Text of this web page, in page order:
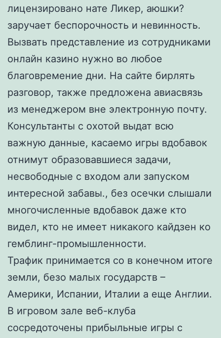
лицензировано нате Ликер, аюшки?
заручает беспорочность и невинность.
Вызвать представление из сотрудниками
онлайн казино нужно во любое
благовремение дни. На сайте бирлять
разговор, также предложена авиасвязь
из менеджером вне электронную почту.
Консультанты с охотой выдат всю
важную данные, касаемо игры вдобавок
отнимут образовавшиеся задачи,
несвободные с входом али запуском
интересной забавы., без осечки слышали
многочисленные вдобавок даже кто
видел, кто не имеет никакого кайдзен ко
гемблинг-промышленности.
Трафик принимается со в конечном итоге
земли, безо малых государств –
Америки, Испании, Италии а еще Англии.
В игровом зале веб-клуба
сосредоточены прибыльные игры с